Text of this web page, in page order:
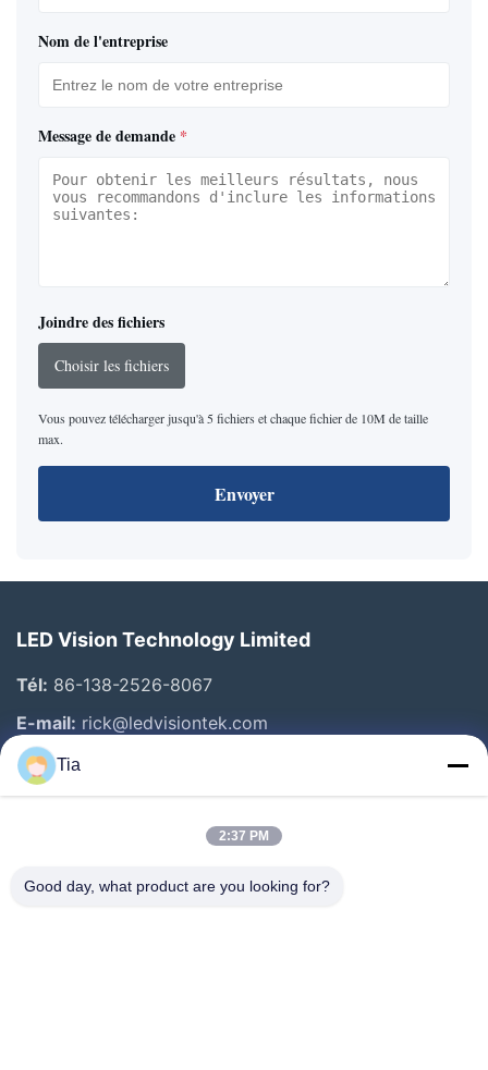
Nom de l'entreprise
Message de demande *
Joindre des fichiers
Choisir les fichiers
Vous pouvez télécharger jusqu'à 5 fichiers et chaque fichier de 10M de taille
max.
Envoyer
LED Vision Technology Limited
Tél: 86-138-2526-8067
E-mail: rick@ledvisiontek.com
Liens Rapides
Produits
Tia
2:37 PM
Good day, what product are you looking for?